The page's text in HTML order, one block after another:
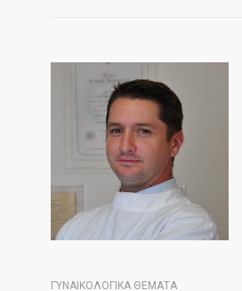
ΓΥΝΑΙΚΟΛΟΓΙΚΑ ΘΕΜΑΤΑ